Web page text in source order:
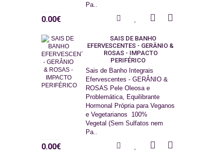
Pa..
0.00€
SAIS DE BANHO
EFERVESCENTES - GERÂNIO &
ROSAS - IMPACTO
PERIFÉRICO
Sais de Banho Integrais
Efervescentes - GERÂNIO &
ROSAS Pele Oleosa e
Problemática, Equilibrante
Hormonal Própria para Veganos
e Vegetarianos 100%
Vegetal (Sem Sulfatos nem
Pa..
0.00€